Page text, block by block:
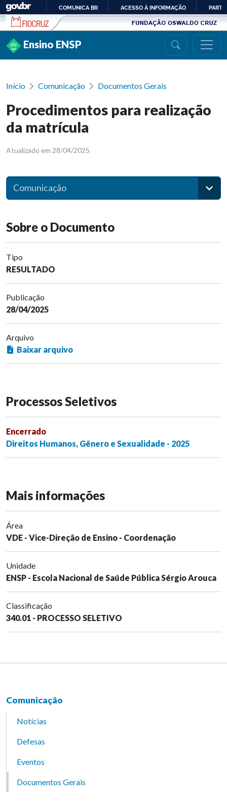
Ir para conteúdo
PARA
COMUNICA BR ACESSO À INFORMAÇÃO
Ensino ENSP
Início Comunicação Documentos Gerais
Procedimentos para realização
da matrícula
Atualizado em 28/04/2025
Comunicação
Sobre o Documento
Tipo
RESULTADO
Publicação
28/04/2025
Arquivo
Baixar arquivo
Processos Seletivos
Encerrado
Direitos Humanos, Gênero e Sexualidade - 2025
Mais informações
Área
VDE - Vice-Direção de Ensino - Coordenação
Unidade
ENSP - Escola Nacional de Saúde Pública Sérgio Arouca
Classificação
340.01 - PROCESSO SELETIVO
Comunicação
Notícias
Defesas
Eventos
Documentos Gerais